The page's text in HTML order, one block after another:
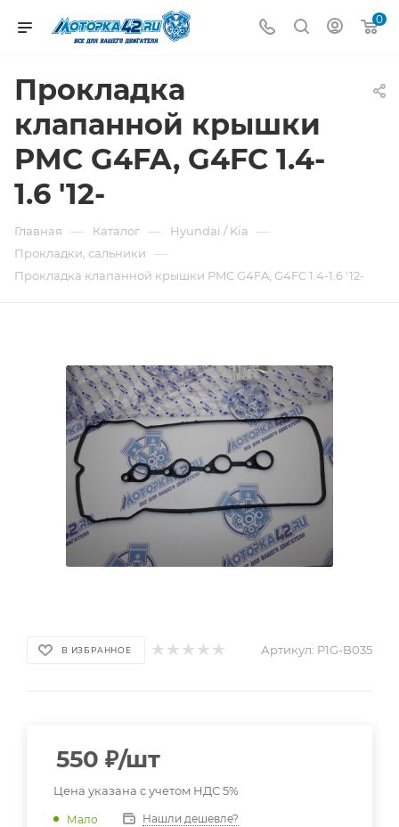
0
Прокладка
клапанной крышки
PMC G4FA, G4FC 1.4-
1.6 '12-
Главная — Каталог — Hyundai / Kia —
Прокладки, сальники —
Прокладка клапанной крышки PMC G4FA, G4FC 1.4-1.6 '12-
В ИЗБРАННОЕ Артикул: P1G-B035
550 ₽/шт
Цена указана с учетом НДС 5%
Мало Нашли дешевле?